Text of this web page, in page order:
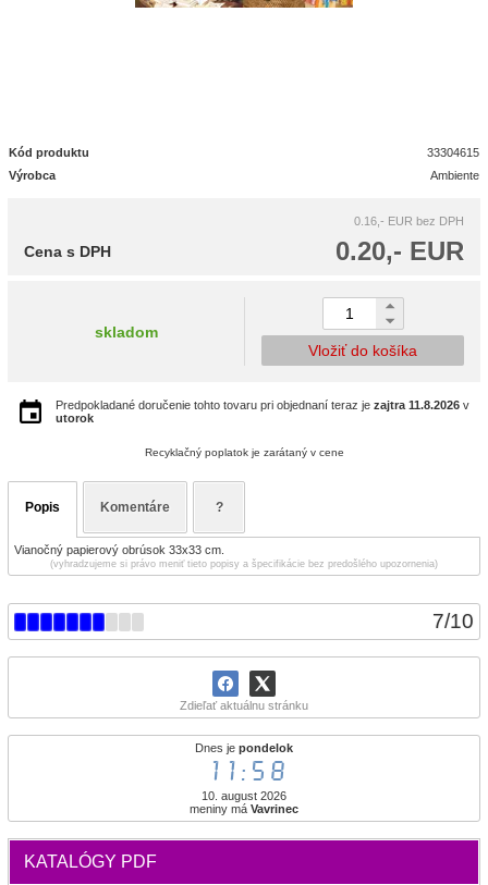
7/10
Zdieľať aktuálnu stránku
Dnes je pondelok
11:58
10. august 2026
meniny má Vavrinec
KATALÓGY PDF
Kód produktu
33304615
Výrobca
Ambiente
0.16,- EUR bez DPH
0.20,- EUR
Cena s DPH
skladom
Vložiť do košíka
Predpokladané doručenie tohto tovaru pri objednaní teraz je zajtra 11.8.2026 v
utorok
Recyklačný poplatok je zarátaný v cene
Popis Komentáre ?
Vianočný papierový obrúsok 33x33 cm.
(vyhradzujeme si právo meniť tieto popisy a špecifikácie bez predošlého upozornenia)